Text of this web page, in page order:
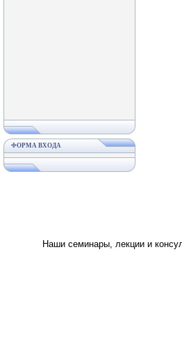
ФОРМА ВХОДА
Наши семинары, лекции и